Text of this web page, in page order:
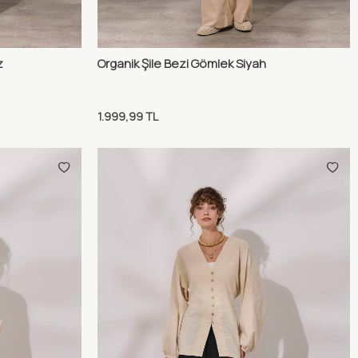
Sepete Ekle Karşılaştır
Organik Şile Bezi Gömlek Siyah
1.999,99TL